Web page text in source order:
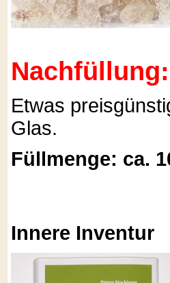
Etwas
Glas.
Füllmenge: ca.
Innere Inventur